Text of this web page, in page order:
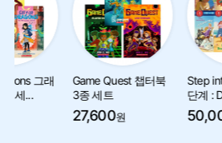
Game Quest 챕터북
3종 세트
Step into Reading 1
단계 : Disney Pr...